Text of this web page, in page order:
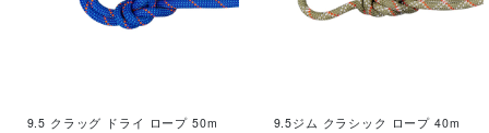
9.5 クラッグ ドライ ロープ 50m
9.5ジム クラシック ロープ 40m